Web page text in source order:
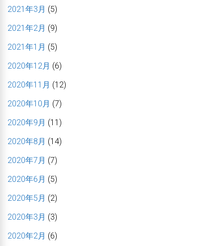
2021年3月 (5)
2021年2月 (9)
2021年1月 (5)
2020年12月 (6)
2020年11月 (12)
2020年10月 (7)
2020年9月 (11)
2020年8月 (14)
2020年7月 (7)
2020年6月 (5)
2020年5月 (2)
2020年3月 (3)
2020年2月 (6)